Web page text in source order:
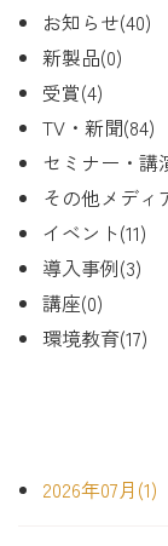
お知らせ(40)
新製品(0)
受賞(4)
TV・新聞(84)
セミナー・講
その他メディ
イベント(11)
導入事例(3)
講座(0)
環境教育(17)
2026年07月(1)